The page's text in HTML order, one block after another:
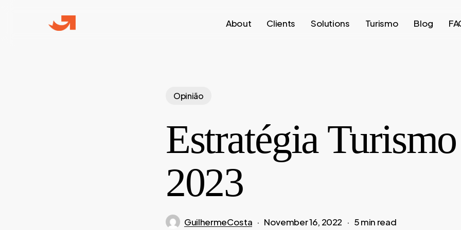
About Clients Solutions Turismo Blog
Opinião
Estratégia Turismo
2023
GuilhermeCosta November 16, 2022 5 min read